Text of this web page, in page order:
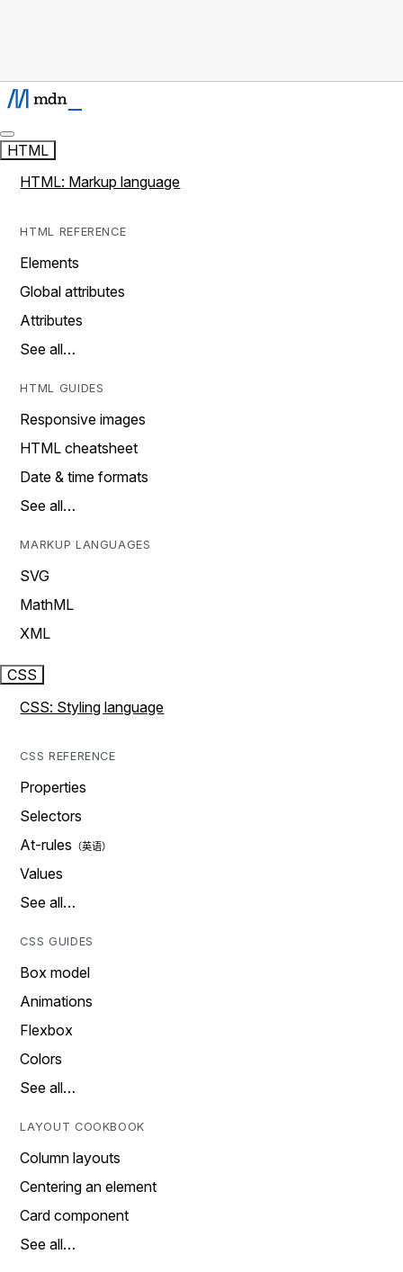
HTML
HTML: Markup language
HTML REFERENCE
Elements
Global attributes
Attributes
See all…
HTML GUIDES
Responsive images
HTML cheatsheet
Date & time formats
See all…
MARKUP LANGUAGES
SVG
MathML
XML
CSS
CSS: Styling language
CSS REFERENCE
Properties
Selectors
At-rules
Values
See all…
CSS GUIDES
Box model
Animations
Flexbox
Colors
See all…
LAYOUT COOKBOOK
Column layouts
Centering an element
Card component
See all…